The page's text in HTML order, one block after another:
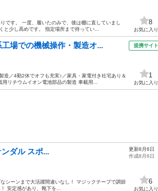
です。 一度、履いたのみで、後は棚に直していまし
少し高めです。 指定場所まで持ってい...
8
お気に入り
場での機械操作・製造オ...
／4勤2休でオフも充実♪／家具・家電付き社宅あり＆
リチウムイオン電池部品の製造 車載用...
提携サイト
1
お気に入り
ダル スポ...
シーンまで大活躍間違いなし！ マジックテープで調節
安定感があり、靴下を...
更新8月6日
作成8月6日
6
お気に入り